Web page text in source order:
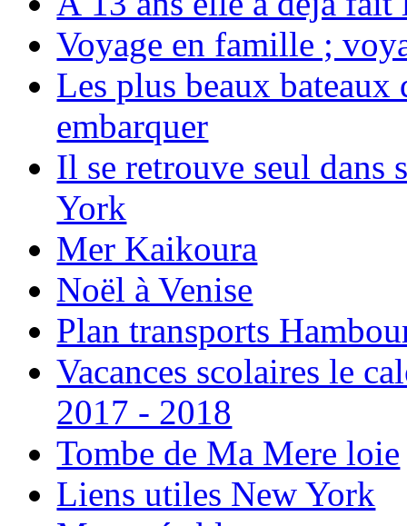
Voyage en famille ;
Les plus beaux bateaux
embarquer
Il se retrouve seul dans
York
Mer Kaikoura
Noël à Venise
Plan transports
Vacances scolaires le
2017 - 2018
Tombe de Ma Mere loie
Liens utiles New York